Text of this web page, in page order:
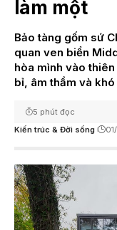
làm một
Bảo tàng gốm sứ
quan ven biển
hòa mình vào
bỉ, âm thầm và
Kiến trúc & Đời sống
5 phút đọc